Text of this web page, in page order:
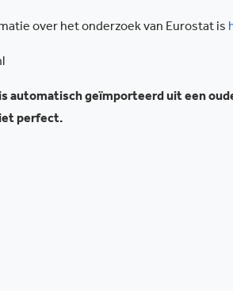
over het onderzoek van Eurostat is
automatisch geïmporteerd uit een
perfect.